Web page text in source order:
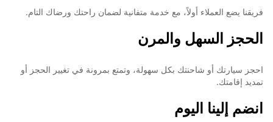
فريقنا يضع العملاء أولاً، مع خدمة متفانية لضمان راحتك ورضاك التام.
الحجز السهل والمرن
احجز سيارتك أو شاحنتك بكل سهولة، وتمتع بمرونة في تغيير الحجز أو
تمديد إقامتك.
انضم إلينا اليوم